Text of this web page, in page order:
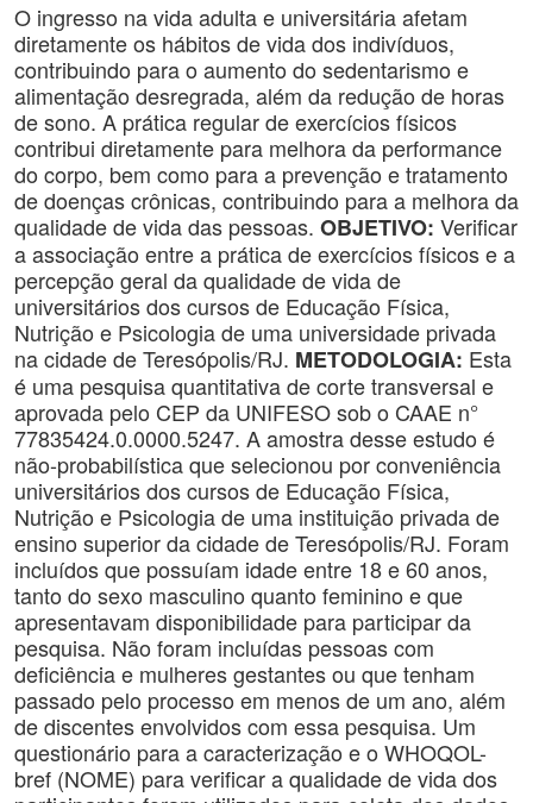
O ingresso na vida adulta e universitária afetam
diretamente os hábitos de vida dos indivíduos,
contribuindo para o aumento do sedentarismo e
alimentação desregrada, além da redução de horas
de sono. A prática regular de exercícios físicos
contribui diretamente para melhora da performance
do corpo, bem como para a prevenção e tratamento
de doenças crônicas, contribuindo para a melhora da
qualidade de vida das pessoas. OBJETIVO: Verificar
a associação entre a prática de exercícios físicos e a
percepção geral da qualidade de vida de
universitários dos cursos de Educação Física,
Nutrição e Psicologia de uma universidade privada
na cidade de Teresópolis/RJ. METODOLOGIA: Esta
é uma pesquisa quantitativa de corte transversal e
aprovada pelo CEP da UNIFESO sob o CAAE n°
77835424.0.0000.5247. A amostra desse estudo é
não-probabilística que selecionou por conveniência
universitários dos cursos de Educação Física,
Nutrição e Psicologia de uma instituição privada de
ensino superior da cidade de Teresópolis/RJ. Foram
incluídos que possuíam idade entre 18 e 60 anos,
tanto do sexo masculino quanto feminino e que
apresentavam disponibilidade para participar da
pesquisa. Não foram incluídas pessoas com
deficiência e mulheres gestantes ou que tenham
passado pelo processo em menos de um ano, além
de discentes envolvidos com essa pesquisa. Um
questionário para a caracterização e o WHOQOL-
bref (NOME) para verificar a qualidade de vida dos